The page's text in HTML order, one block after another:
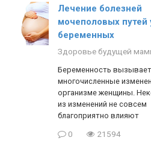
Лечение болезней
мочеполовых путей
беременных
Здоровье будущей
Беременность вызывает
многочисленные
организме женщины.
из изменений не совсем
благоприятно влияют
0 21594